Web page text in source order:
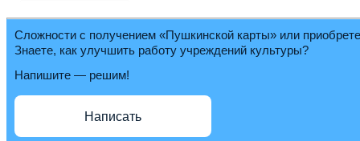
Сложности с получением «Пушкинской карты» или
Знаете, как улучшить работу учреждений культуры?
Напишите — решим!
Написать